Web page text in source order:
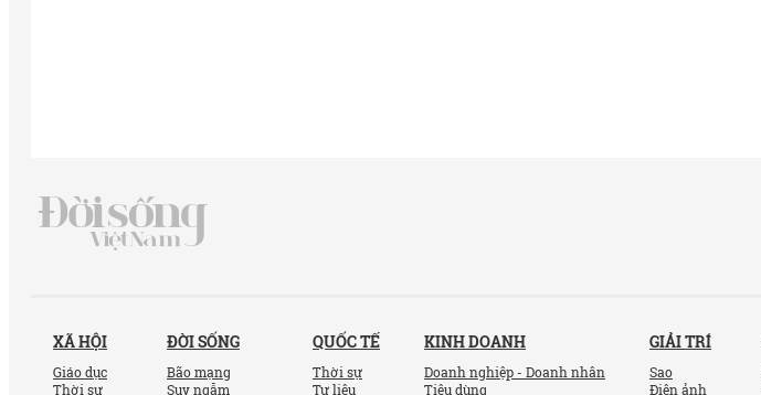
XÃ HỘI
Giáo dục
Thời sự
ĐỜI SỐNG
Bão mạng
Suy ngẫm
QUỐC TẾ
Thời sự
Tư liệu
KINH DOANH
Doanh nghiệp - Doanh nhân
Tiêu dùng
GIẢI TRÍ
Sao
Điện ảnh